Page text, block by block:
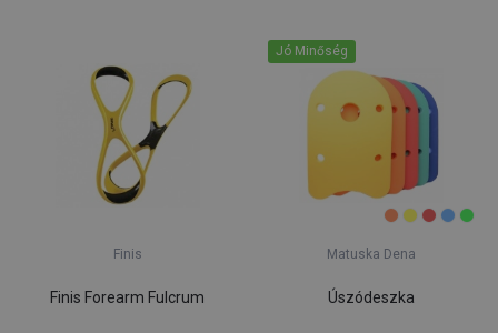
Finis
Finis Forearm Fulcrum
Jó Minőség
Matuska Dena
Úszódeszka